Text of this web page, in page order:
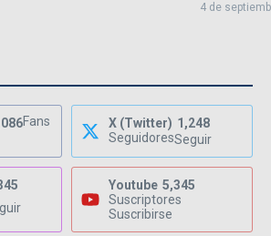
4 de
Fans
X (Twitter) 1,248
SeguidoresSeguir
Youtube 5,345
Suscriptores
Suscribirse